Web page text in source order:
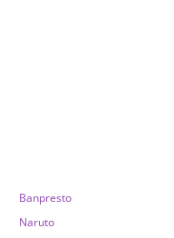
Banpresto
Naruto